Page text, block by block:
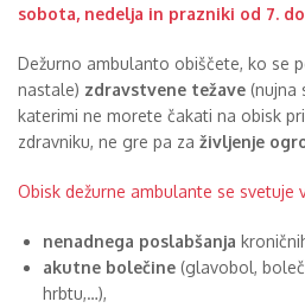
sobota, nedelja in prazniki od 7. do
Dežurno ambulanto obiščete, ko se
nastale) zdravstvene težave (nujna
katerimi ne morete čakati na obisk
zdravniku, ne gre pa za življenje
Obisk dežurne ambulante se svetuje
nenadnega poslabšanja
akutne bolečine (glavobol,
hrbtu,…),